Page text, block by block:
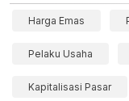
Harga Emas
Pelaku Usaha
Kapitalisasi Pasar